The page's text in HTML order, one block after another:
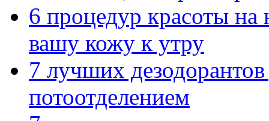
6 процедур красоты на
вашу кожу к утру
7 лучших
потоотделением